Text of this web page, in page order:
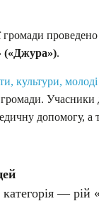
громади
(«Джура»).
культури,
громади.
допомогу, а
— рій